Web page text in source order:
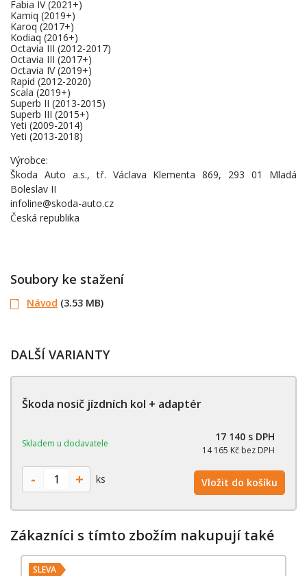
Fabia IV (2021+)
Kamiq (2019+)
Karoq (2017+)
Kodiaq (2016+)
Octavia III (2012-2017)
Octavia III (2017+)
Octavia IV (2019+)
Rapid (2012-2020)
Scala (2019+)
Superb II (2013-2015)
Superb III (2015+)
Yeti (2009-2014)
Yeti (2013-2018)
Výrobce:
Škoda Auto a.s., tř. Václava Klementa 869, 293 01 Mladá
Boleslav II
infoline@skoda-auto.cz
Česká republika
Soubory ke stažení
Návod (3.53 MB)
DALŠÍ VARIANTY
Škoda nosič jízdních kol + adaptér
Skladem u dodavatele
17 140 s DPH
14 165 Kč bez DPH
- + ks Vložit do košíku
Zákazníci s tímto zbožím nakupují také
SLEVA